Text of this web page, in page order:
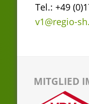
Tel.: +49
v1@regio-
MITGLIED